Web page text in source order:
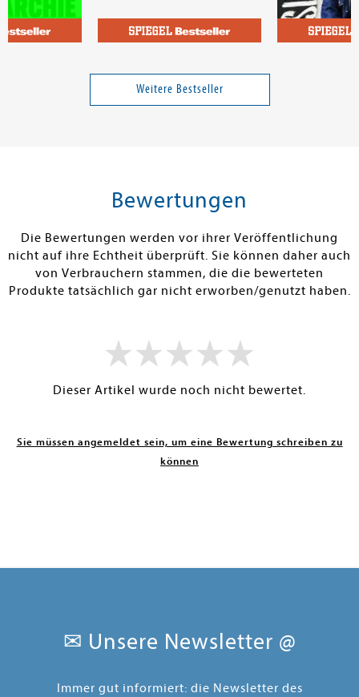
Cozy Coloring - Naughty
Vorbestellen
Weitere Bestseller
Bewertungen
Die Bewertungen werden vor ihrer Veröffentlichung
nicht auf ihre Echtheit überprüft. Sie können daher auch
von Verbrauchern stammen, die die bewerteten
Produkte tatsächlich gar nicht erworben/genutzt haben.
Dieser Artikel wurde noch nicht bewertet.
Sie müssen angemeldet sein, um eine Bewertung schreiben zu
können
✉ Unsere Newsletter @
Immer gut informiert: die Newsletter des